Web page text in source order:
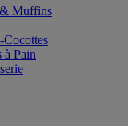
Muffins
à Pain